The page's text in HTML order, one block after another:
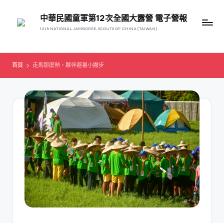
中華民國童軍第12次全國大露營 電子營報
12th NATIONAL JAMBOREE, SCOUTS OF CHINA (TAIWAN)
首頁 走馬那麼熱，夥伴避暑小撇步